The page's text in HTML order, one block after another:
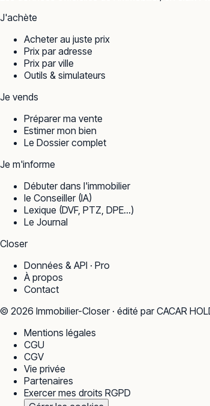
J'achète
Acheter au juste prix
Prix par adresse
Prix par ville
Outils & simulateurs
Je vends
Préparer ma vente
Estimer mon bien
Le Dossier complet
Je m'informe
Débuter dans l'immobilier
le Conseiller (IA)
Lexique (DVF, PTZ, DPE…)
Le Journal
Closer
Données & API · Pro
À propos
Contact
© 2026 Immobilier-Closer · édité par CACAR
Mentions légales
CGU
CGV
Vie privée
Partenaires
Exercer mes droits RGPD